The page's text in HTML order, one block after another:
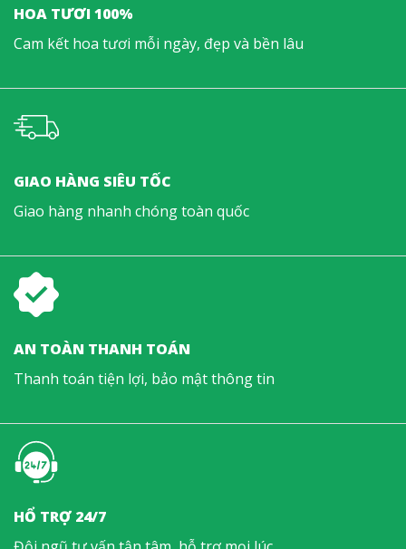
HOA TƯƠI 100%
Cam kết hoa tươi mỗi ngày, đẹp và bền lâu
GIAO HÀNG SIÊU TỐC
Giao hàng nhanh chóng toàn quốc
AN TOÀN THANH TOÁN
Thanh toán tiện lợi, bảo mật thông tin
HỔ TRỢ 24/7